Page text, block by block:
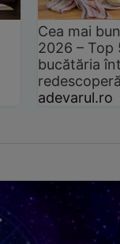
Cea mai
2026 –
bucătăria
adevarul.ro